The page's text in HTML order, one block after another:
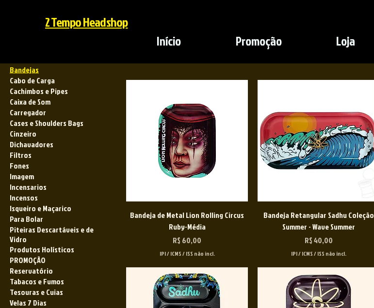
Início Promoção Loja
2 Tempo Headshop
Buscar por
Bandejas
Cabo de Carga
Cachimbos e Pipes
Caixa de Som
Carregador
Cases e Shoulders Bags
Cinzeiro
Dichavadores
Filtros
Fones
Imagem
Incensarios
Incensos
Isqueiro e Maçarico
Para Bolar
Piteiras Descartáveis e de
Vidro
Produtos Holísticos
PROMOÇÃO
Reservatório
Tabacos e Fumos
Tesouras e Cuias
Velas 7 Dias
Bandejas
Bandeja de Metal Lion Rolling Circus
Ruby-Média
Preço
R$ 60,00
IPI / ICMS / ISS não incl.
Bandeja Retangular Sadhu Coleção
Summer - Wave Summer
Preço
R$ 40,00
IPI / ICMS / ISS não incl.